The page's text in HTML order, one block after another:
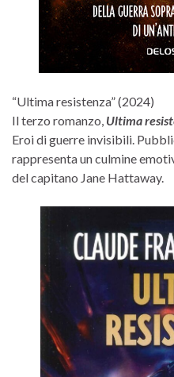
“Ultima resistenza” (2024)
Il terzo romanzo, Ultima
Eroi di guerre invisibili.
rappresenta un culmine
del capitano Jane Hattaway.